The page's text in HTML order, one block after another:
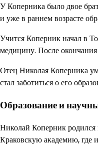
У Коперника было двое
и уже в раннем возрасте
Учится Коперник начал в
медицину. После
Отец Николая Коперника
стал заботиться о его
Образование и
Николай Коперник
Краковскую академию, где